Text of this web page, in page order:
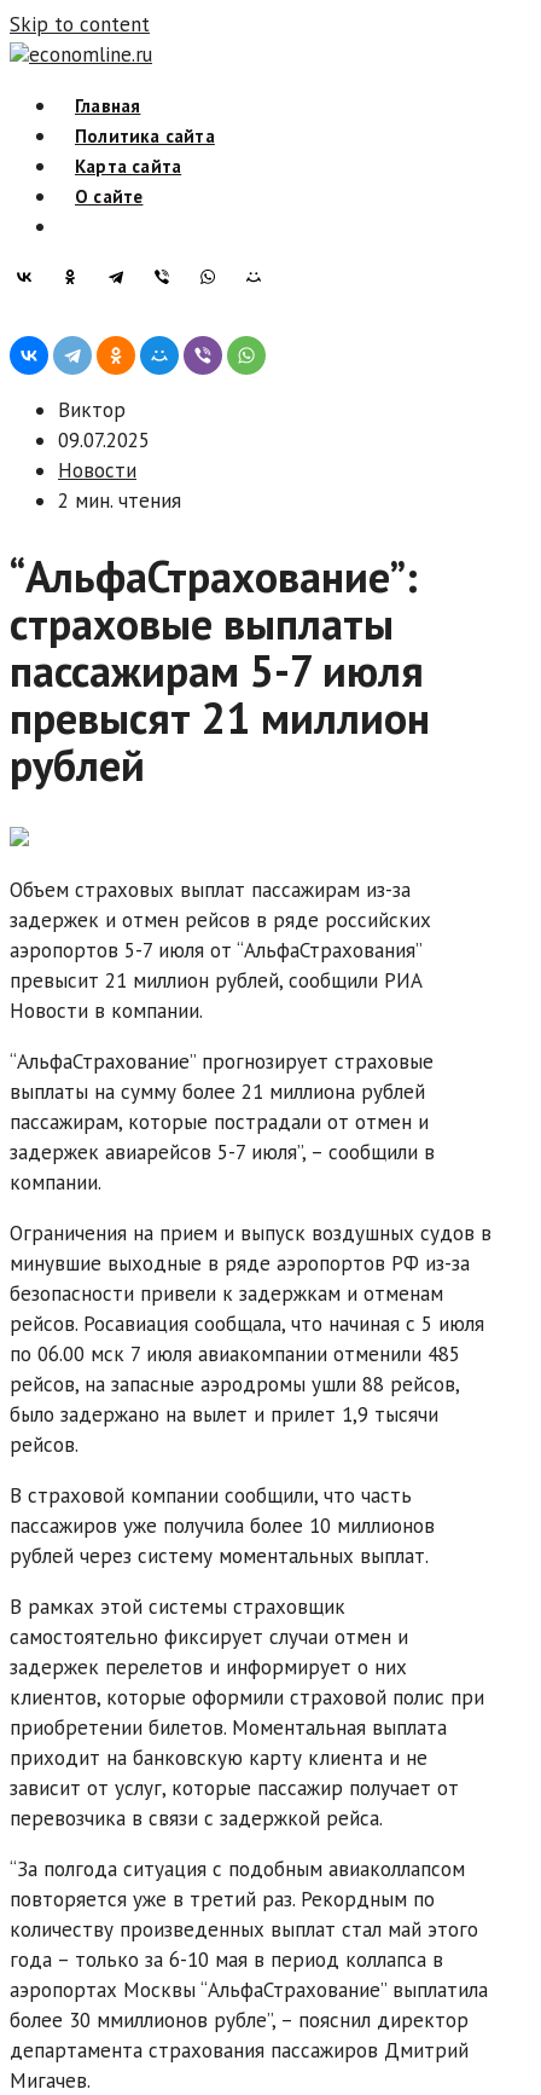
Skip to content
economline.ru
Главная
Политика сайта
Карта сайта
О сайте
Виктор
09.07.2025
Новости
2 мин. чтения
“АльфаСтрахование”:
страховые выплаты
пассажирам 5-7 июля
превысят 21 миллион
рублей
Объем страховых выплат пассажирам из-за
задержек и отмен рейсов в ряде российских
аэропортов 5-7 июля от “АльфаСтрахования”
превысит 21 миллион рублей, сообщили РИА
Новости в компании.
“АльфаСтрахование” прогнозирует страховые
выплаты на сумму более 21 миллиона рублей
пассажирам, которые пострадали от отмен и
задержек авиарейсов 5-7 июля”, – сообщили в
компании.
Ограничения на прием и выпуск воздушных судов в
минувшие выходные в ряде аэропортов РФ из-за
безопасности привели к задержкам и отменам
рейсов. Росавиация сообщала, что начиная с 5 июля
по 06.00 мск 7 июля авиакомпании отменили 485
рейсов, на запасные аэродромы ушли 88 рейсов,
было задержано на вылет и прилет 1,9 тысячи
рейсов.
В страховой компании сообщили, что часть
пассажиров уже получила более 10 миллионов
рублей через систему моментальных выплат.
В рамках этой системы страховщик
самостоятельно фиксирует случаи отмен и
задержек перелетов и информирует о них
клиентов, которые оформили страховой полис при
приобретении билетов. Моментальная выплата
приходит на банковскую карту клиента и не
зависит от услуг, которые пассажир получает от
перевозчика в связи с задержкой рейса.
“За полгода ситуация с подобным авиаколлапсом
повторяется уже в третий раз. Рекордным по
количеству произведенных выплат стал май этого
года – только за 6-10 мая в период коллапса в
аэропортах Москвы “АльфаСтрахование” выплатила
более 30 ммиллионов рубле”, – пояснил директор
департамента страхования пассажиров Дмитрий
Мигачев.